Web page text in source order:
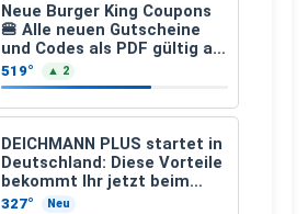
Neue Burger King Coupons
🍔 Alle neuen Gutscheine
und Codes als PDF gültig ab
25.07.2026 bis 04.09.2026
519° ▲ 2
DEICHMANN PLUS startet in
Deutschland: Diese Vorteile
bekommt Ihr jetzt beim
Schuhkauf
327° Neu